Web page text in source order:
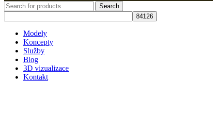
Search
Modely
Koncepty
Služby
Blog
3D vizualizace
Kontakt